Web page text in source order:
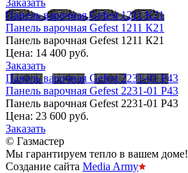
Панель варочная Gefest 1211 К21
Панель варочная Gefest 1211 К21
Панель варочная Gefest 1211 К21
Цена: 14 400 руб.
Заказать
Панель варочная Gefest 2231-01 Р43
Панель варочная Gefest 2231-01 Р43
Панель варочная Gefest 2231-01 Р43
Цена: 23 600 руб.
Заказать
© Газмастер
Мы гарантируем тепло в вашем доме!
Создание сайта Media Army